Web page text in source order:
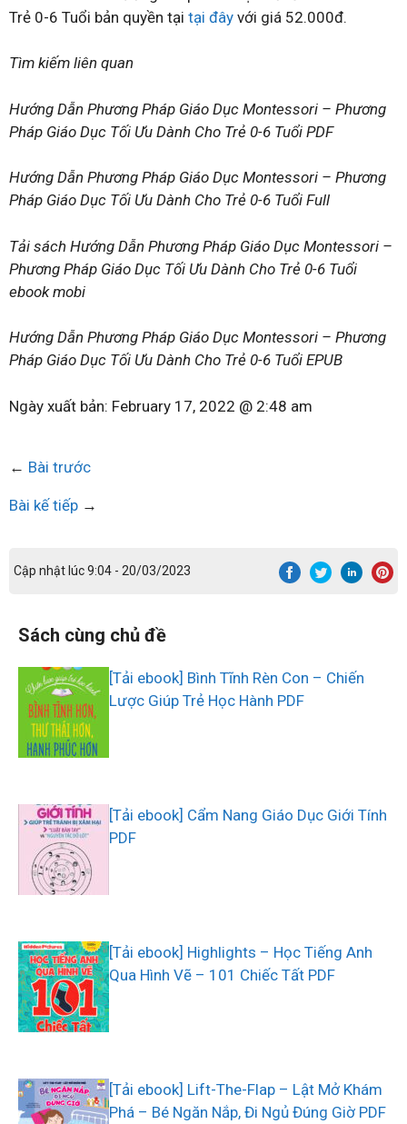
Trẻ 0-6 Tuổi bản quyền tại tại đây với giá 52.000đ.
Tìm kiếm liên quan
Hướng Dẫn Phương Pháp Giáo Dục Montessori – Phương
Pháp Giáo Dục Tối Ưu Dành Cho Trẻ 0-6 Tuổi PDF
Hướng Dẫn Phương Pháp Giáo Dục Montessori – Phương
Pháp Giáo Dục Tối Ưu Dành Cho Trẻ 0-6 Tuổi Full
Tải sách Hướng Dẫn Phương Pháp Giáo Dục Montessori –
Phương Pháp Giáo Dục Tối Ưu Dành Cho Trẻ 0-6 Tuổi
ebook mobi
Hướng Dẫn Phương Pháp Giáo Dục Montessori – Phương
Pháp Giáo Dục Tối Ưu Dành Cho Trẻ 0-6 Tuổi EPUB
Ngày xuất bản: February 17, 2022 @ 2:48 am
← Bài trước
Bài kế tiếp →
Cập nhật lúc 9:04 - 20/03/2023
Sách cùng chủ đề
[Tải ebook] Bình Tĩnh Rèn Con – Chiến
Lược Giúp Trẻ Học Hành PDF
[Tải ebook] Cẩm Nang Giáo Dục Giới Tính
PDF
[Tải ebook] Highlights – Học Tiếng Anh
Qua Hình Vẽ – 101 Chiếc Tất PDF
[Tải ebook] Lift-The-Flap – Lật Mở Khám
Phá – Bé Ngăn Nắp, Đi Ngủ Đúng Giờ PDF